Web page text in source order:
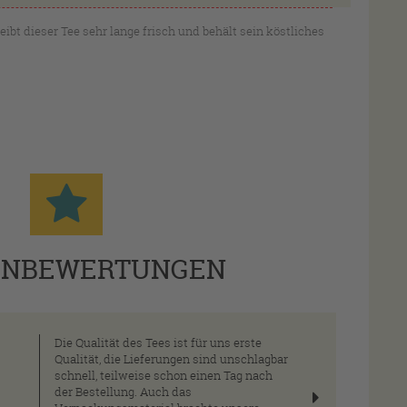
dieser Tee sehr lange frisch und behält sein köstliches
Die Qualität des Tees ist für uns erste
Qualität, die Lieferungen sind unschlagbar
schnell, teilweise schon einen Tag nach
der Bestellung. Auch das